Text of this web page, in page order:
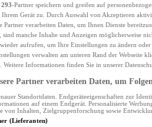
293-Partner speichern und greifen auf
Gerät zu. Durch Auswahl von Akzeptieren
Partner verarbeiten Daten, um Ihnen Dienste
sind manche Inhalte und Anzeigen möglicherweise
aufrufen, um Ihre Einstellungen zu ändern
verwalten am unteren Rand der Webseite
Weitere Informationen finden Sie in unserer
Partner verarbeiten Daten, um
Standortdaten. Endgeräteeigenschaften zur
auf einem Endgerät. Personalisierte
von Inhalten, Zielgruppenforschung sowie
(Lieferanten)